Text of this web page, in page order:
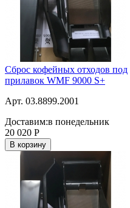
Сброс кофейных отходов под
прилавок WMF 9000 S+
Арт. 03.8899.2001
Доставим:в понедельник
20 020 Р
В корзину